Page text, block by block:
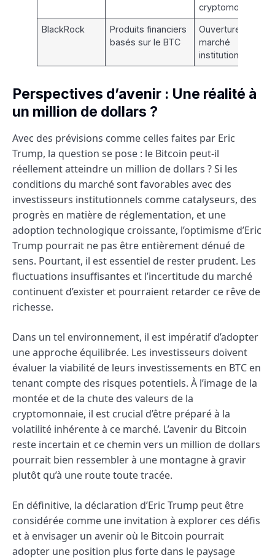
cryptomonnaies
BlackRock
Produits financiers
basés sur le BTC
Ouverture du
marché
institutionnel
Perspectives d’avenir : Une réalité à
un million de dollars ?
Avec des prévisions comme celles faites par Eric
Trump, la question se pose : le Bitcoin peut-il
réellement atteindre un million de dollars ? Si les
conditions du marché sont favorables avec des
investisseurs institutionnels comme catalyseurs, des
progrès en matière de réglementation, et une
adoption technologique croissante, l’optimisme d’Eric
Trump pourrait ne pas être entièrement dénué de
sens. Pourtant, il est essentiel de rester prudent. Les
fluctuations insuffisantes et l’incertitude du marché
continuent d’exister et pourraient retarder ce rêve de
richesse.
Dans un tel environnement, il est impératif d’adopter
une approche équilibrée. Les investisseurs doivent
évaluer la viabilité de leurs investissements en BTC en
tenant compte des risques potentiels. À l’image de la
montée et de la chute des valeurs de la
cryptomonnaie, il est crucial d’être préparé à la
volatilité inhérente à ce marché. L’avenir du Bitcoin
reste incertain et ce chemin vers un million de dollars
pourrait bien ressembler à une montagne à gravir
plutôt qu’à une route toute tracée.
En définitive, la déclaration d’Eric Trump peut être
considérée comme une invitation à explorer ces défis
et à envisager un avenir où le Bitcoin pourrait
adopter une position plus forte dans le paysage